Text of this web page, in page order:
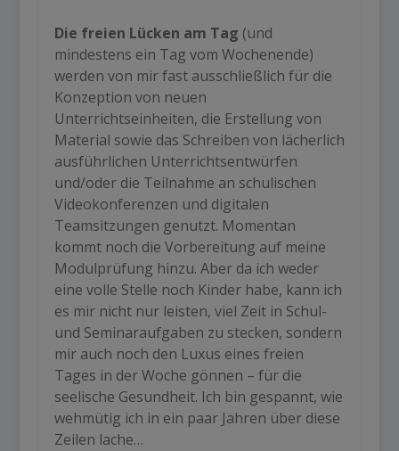
Die freien Lücken am Tag (und
mindestens ein Tag vom Wochenende)
werden von mir fast ausschließlich für die
Konzeption von neuen
Unterrichtseinheiten, die Erstellung von
Material sowie das Schreiben von lächerlich
ausführlichen Unterrichtsentwürfen
und/oder die Teilnahme an schulischen
Videokonferenzen und digitalen
Teamsitzungen genutzt. Momentan
kommt noch die Vorbereitung auf meine
Modulprüfung hinzu. Aber da ich weder
eine volle Stelle noch Kinder habe, kann ich
es mir nicht nur leisten, viel Zeit in Schul-
und Seminaraufgaben zu stecken, sondern
mir auch noch den Luxus eines freien
Tages in der Woche gönnen – für die
seelische Gesundheit. Ich bin gespannt, wie
wehmütig ich in ein paar Jahren über diese
Zeilen lache…